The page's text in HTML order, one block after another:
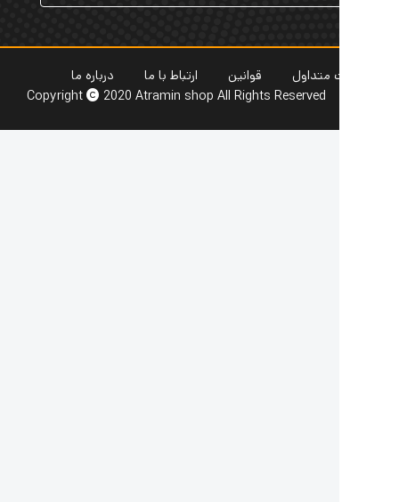
قوانین ارتباط با ما
درباره ما
Copyright
2020 Atramin shop All Rights Reserved